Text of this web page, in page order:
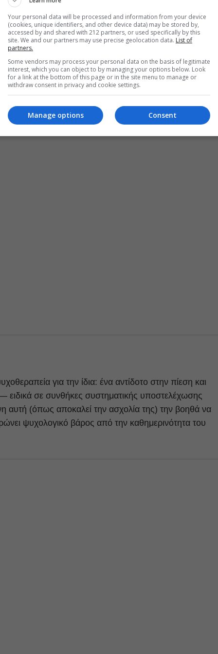
προσοχή της. Τα απίθανα χρώματα, τα σχήματα και η
για να τα μετατρέψει σε σκηνές ψηφιδωτού — μια
προηγούμενη γνώση, αλλά θεραπευτική ανάγκη.
END»
διαστάσεων ~120×90 εκ.), οι οποίοι μπορούν να
χάπια, χωρίς καμία χρωματική επεξεργασία — εκτός
τόνος, τον οποίο προσθέτει χειροποίητα.
για την ίδια: ένα αντίδοτο στην πίεση και
σε συνθήκες συστηματικής υποστελέχωσης
αυτή (όπως αποκαλεί την ασχολία της) την βοηθά να
ψυχολογικό βάρος από την καθημερινότητα του
Your personal data will be processed and information from your device
(cookies, unique identifiers, and other device data) may be stored by,
accessed by and shared with 212 partners, or used specifically by this
site. We and our partners may use precise geolocation data. List of
partners.
Some vendors may process your personal data on the basis of legitimate
interest, which you can object to by managing your options below. Look
for a link at the bottom of this page or in the site menu to manage or
withdraw consent in privacy and cookie settings.
Consent
Manage options